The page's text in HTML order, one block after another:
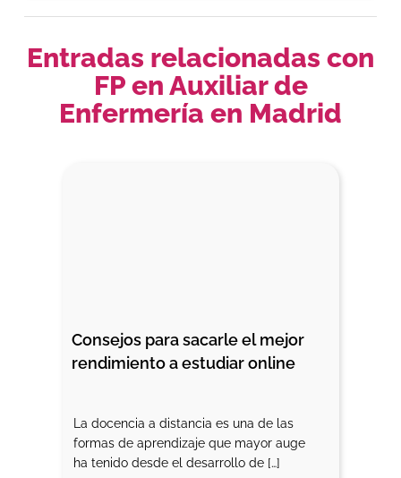
Entradas relacionadas con
FP en Auxiliar de
Enfermería en Madrid
Consejos para sacarle el mejor
rendimiento a estudiar online
La docencia a distancia es una de las
formas de aprendizaje que mayor auge
ha tenido desde el desarrollo de […]